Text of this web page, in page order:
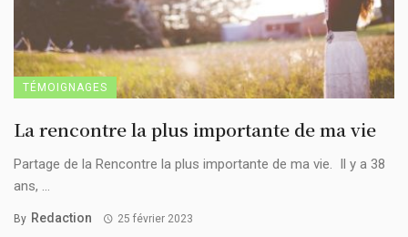
TÉMOIGNAGES
La rencontre la plus importante de ma vie
Partage de la Rencontre la plus importante de ma vie. Il y a 38
ans, ...
By Redaction 25 février 2023